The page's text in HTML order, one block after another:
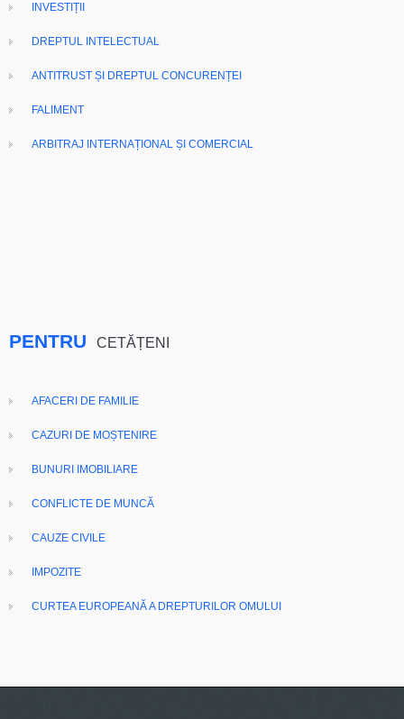
PENTRU CETĂȚENI
AFACERI DE FAMILIE
CAZURI DE MOȘTENIRE
BUNURI IMOBILIARE
CONFLICTE DE MUNCĂ
CAUZE CIVILE
IMPOZITE
CURTEA EUROPEANĂ A DREPTURILOR OMULUI
INVESTIȚII
DREPTUL INTELECTUAL
ANTITRUST ȘI DREPTUL CONCURENȚEI
FALIMENT
ARBITRAJ INTERNAȚIONAL ȘI COMERCIAL